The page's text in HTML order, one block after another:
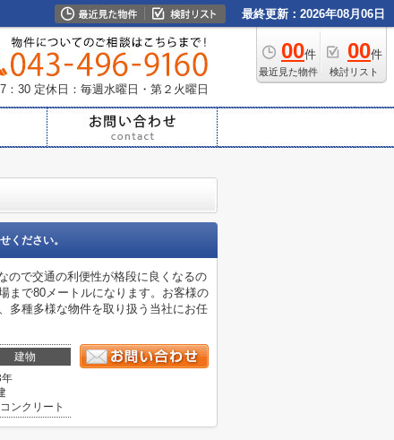
最終更新：2026年08月06日
00件
最近見た物件
00件
検討リスト
：30 定休日：毎週水曜日・第２火曜日
ください。
ので交通の利便性が格段に良くなるの
まで80メートルになります。お客様の
多種多様な物件を取り扱う当社にお任
建物
ンクリート